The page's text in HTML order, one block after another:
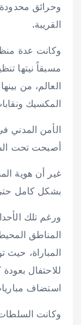
وحرائق
القريبة.
وكانت عدة
مسبقاً نيتها
العالم، من
المكسيك
الأمن المدني
أصبحت تحت
غير أن هوية
بشكل كامل
ورغم تلك
المناطق
المباراة،
للاحتفال
استضاف مباريات
وكانت